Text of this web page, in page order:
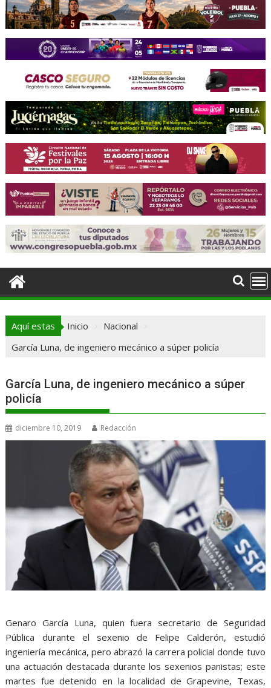
Aquí estas Inicio
Nacional
García Luna, de ingeniero mecánico a súper policía
García Luna, de ingeniero mecánico a súper
policía
diciembre 10, 2019 Redacción
Genaro García Luna, quien fuera secretario de Seguridad
Pública durante el sexenio de Felipe Calderón, estudió
ingeniería mecánica, pero abrazó la carrera policial donde tuvo
una actuación destacada durante los sexenios panistas; este
martes fue detenido en la localidad de Grapevine, Texas,